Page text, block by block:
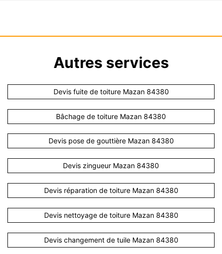
Autres services
Devis fuite de toiture Mazan 84380
Bâchage de toiture Mazan 84380
Devis pose de gouttière Mazan 84380
Devis zingueur Mazan 84380
Devis réparation de toiture Mazan 84380
Devis nettoyage de toiture Mazan 84380
Devis changement de tuile Mazan 84380